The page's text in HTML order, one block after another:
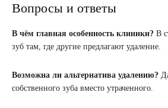
Вопросы и ответы
В чём главная особенность клиники? В
зуб там, где другие предлагают удаление.
Возможна ли альтернатива удалению?
собственного зуба вместо утраченного.